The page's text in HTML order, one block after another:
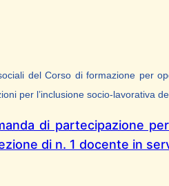
del Corso di formazione per
per l’inclusione socio-lavorativa
di partecipazione
di n. 1 docente in